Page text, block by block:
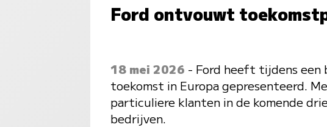
Ford ontvouwt
18 mei 2026 - Ford heeft tijdens een
toekomst in Europa gepresenteerd.
particuliere klanten in de komende
bedrijven.